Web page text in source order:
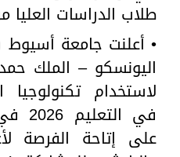
طلاب الدراسات
• أعلنت جامعة أسيوط
اليونسكو – الملك
لاستخدام تكنولوجيا
في
على إتاحة الفرصة